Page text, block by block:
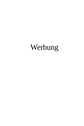
Werbung